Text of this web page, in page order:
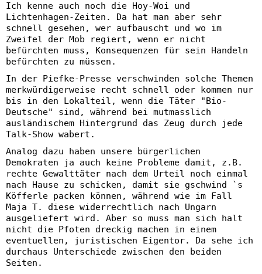
Ich kenne auch noch die Hoy-Woi und
Lichtenhagen-Zeiten. Da hat man aber sehr
schnell gesehen, wer aufbauscht und wo im
Zweifel der Mob regiert, wenn er nicht
befürchten muss, Konsequenzen für sein Handeln
befürchten zu müssen.
In der Piefke-Presse verschwinden solche Themen
merkwürdigerweise recht schnell oder kommen nur
bis in den Lokalteil, wenn die Täter "Bio-
Deutsche" sind, während bei mutmasslich
ausländischem Hintergrund das Zeug durch jede
Talk-Show wabert.
Analog dazu haben unsere bürgerlichen
Demokraten ja auch keine Probleme damit, z.B.
rechte Gewalttäter nach dem Urteil noch einmal
nach Hause zu schicken, damit sie gschwind `s
Köfferle packen können, während wie im Fall
Maja T. diese widerrechtlich nach Ungarn
ausgeliefert wird. Aber so muss man sich halt
nicht die Pfoten dreckig machen in einem
eventuellen, juristischen Eigentor. Da sehe ich
durchaus Unterschiede zwischen den beiden
Seiten.